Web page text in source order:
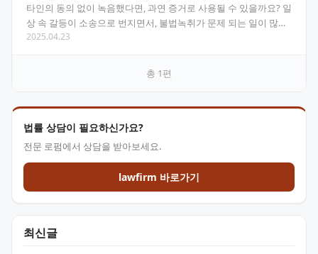
타인의 동의 없이 녹음했다면, 과연 증거로 사용될 수 있을까요? 일
상 속 갈등이 소송으로 번지면서, 불법녹취가 문제 되는 일이 많아
졌습니다. 특히 가정 내 다툼이나 직장 내 괴롭힘…
2025.04.23
총 1편
법률 상담이 필요하신가요?
전문 로펌에서 상담을 받아보세요.
lawfirm 바로가기
최신글